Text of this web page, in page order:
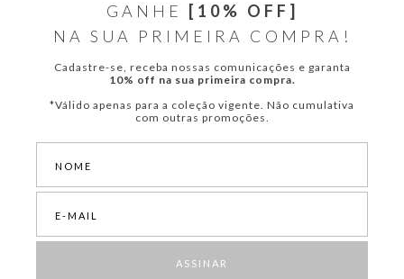
GANHE
[10% OFF]
NA SUA PRIMEIRA COMPRA!
Cadastre-se, receba nossas comunicações e garanta
10% off na sua primeira compra.
*Válido apenas para a coleção vigente. Não cumulativa
com outras promoções.
ASSINAR